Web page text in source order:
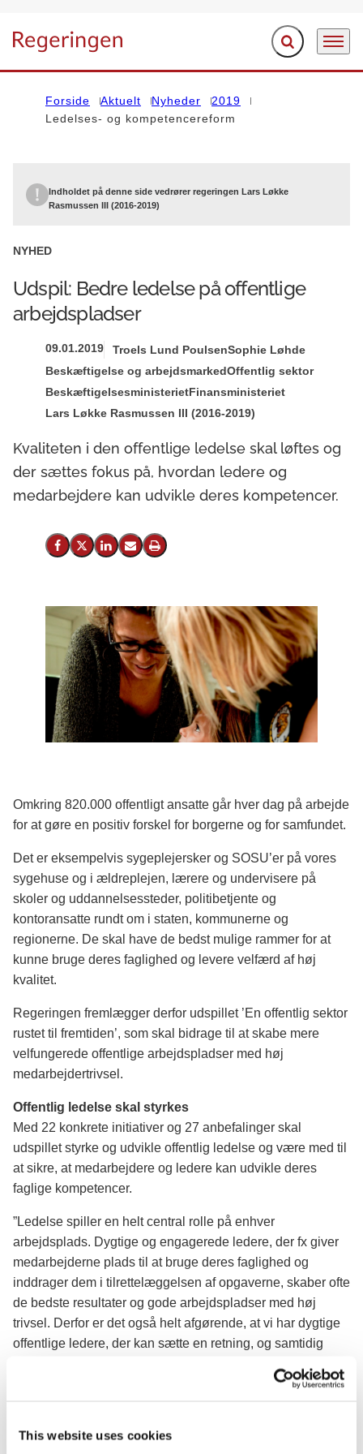
This website uses cookies
Gå til forsiden Fold søgefelt ud
Menu
Forside Aktuelt Nyheder
2019
Ledelses- og kompetencereform
Indholdet på denne side vedrører regeringen Lars Løkke
Rasmussen III (2016-2019)
NYHED
Udspil: Bedre ledelse på offentlige
arbejdspladser
09.01.2019 Troels Lund PoulsenSophie Løhde
Beskæftigelse og arbejdsmarkedOffentlig sektor
BeskæftigelsesministerietFinansministeriet
Lars Løkke Rasmussen III (2016-2019)
Kvaliteten i den offentlige ledelse skal løftes og
der sættes fokus på, hvordan ledere og
medarbejdere kan udvikle deres kompetencer.
Del på Facebook
Del på X (Twitter)
Del på LinkedIn
Send email
Print
Omkring 820.000 offentligt ansatte går hver dag på arbejde
for at gøre en positiv forskel for borgerne og for samfundet.
Det er eksempelvis sygeplejersker og SOSU’er på vores
sygehuse og i ældreplejen, lærere og undervisere på
skoler og uddannelsessteder, politibetjente og
kontoransatte rundt om i staten, kommunerne og
regionerne. De skal have de bedst mulige rammer for at
kunne bruge deres faglighed og levere velfærd af høj
kvalitet.
Regeringen fremlægger derfor udspillet ’En offentlig sektor
rustet til fremtiden’, som skal bidrage til at skabe mere
velfungerede offentlige arbejdspladser med høj
medarbejdertrivsel.
Offentlig ledelse skal styrkes
Med 22 konkrete initiativer og 27 anbefalinger skal
udspillet styrke og udvikle offentlig ledelse og være med til
at sikre, at medarbejdere og ledere kan udvikle deres
faglige kompetencer.
”Ledelse spiller en helt central rolle på enhver
arbejdsplads. Dygtige og engagerede ledere, der fx giver
medarbejderne plads til at bruge deres faglighed og
inddrager dem i tilrettelæggelsen af opgaverne, skaber ofte
de bedste resultater og gode arbejdspladser med høj
trivsel. Derfor er det også helt afgørende, at vi har dygtige
offentlige ledere, der kan sætte en retning, og samtidig
Udspillet indeholder bl.a. initiativer, der skal nedbringe